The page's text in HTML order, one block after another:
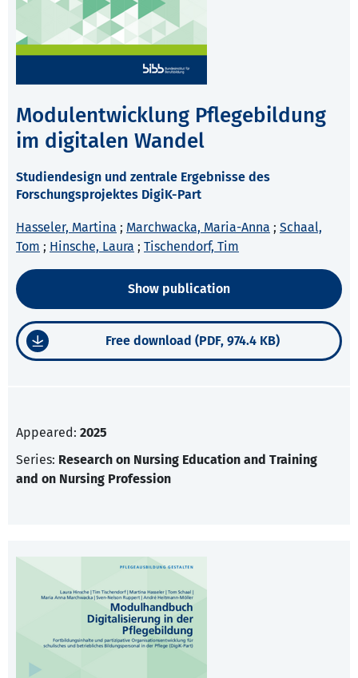
Modulentwicklung Pflegebildung
im digitalen Wandel
Studiendesign und zentrale Ergebnisse des
Forschungsprojektes DigiK-Part
Hasseler, Martina ; Marchwacka, Maria-Anna ; Schaal,
Tom ; Hinsche, Laura ; Tischendorf, Tim
Show publication
Free download (PDF, 974.4 KB)
Appeared: 2025
Series: Research on Nursing Education and Training
and on Nursing Profession